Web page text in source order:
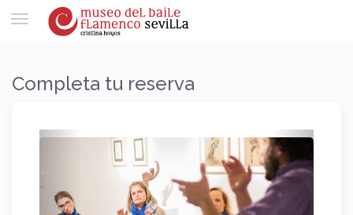
Toggle
navigation
Completa tu reserva